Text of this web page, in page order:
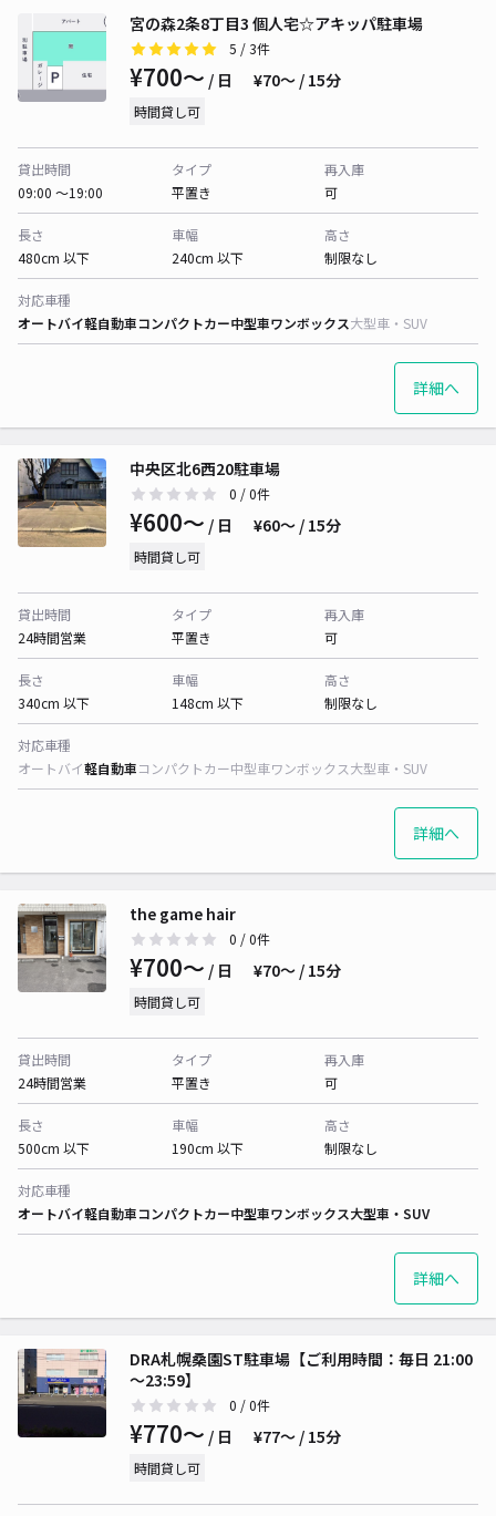
宮の森2条8丁目3 個人宅☆アキッパ駐車場
5 / 3件
¥700〜 / 日 ¥70〜 / 15分
時間貸し可
貸出時間
09:00 〜19:00
タイプ
平置き
再入庫
可
長さ
480cm 以下
車幅
240cm 以下
高さ
制限なし
対応車種
オートバイ軽自動車コンパクトカー中型車ワンボックス大型車・SUV
詳細へ
中央区北6西20駐車場
0 / 0件
¥600〜 / 日 ¥60〜 / 15分
時間貸し可
貸出時間
24時間営業
タイプ
平置き
再入庫
可
長さ
340cm 以下
車幅
148cm 以下
高さ
制限なし
対応車種
オートバイ軽自動車コンパクトカー中型車ワンボックス大型車・SUV
詳細へ
the game hair
0 / 0件
¥700〜 / 日 ¥70〜 / 15分
時間貸し可
貸出時間
24時間営業
タイプ
平置き
再入庫
可
長さ
500cm 以下
車幅
190cm 以下
高さ
制限なし
対応車種
オートバイ軽自動車コンパクトカー中型車ワンボックス大型車・SUV
詳細へ
DRA札幌桑園ST駐車場【ご利用時間：毎日 21:00
～23:59】
0 / 0件
¥770〜 / 日 ¥77〜 / 15分
時間貸し可